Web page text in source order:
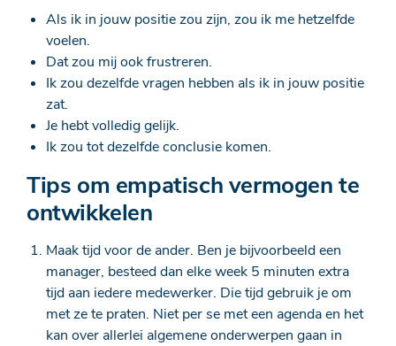
Als ik in jouw positie zou zijn, zou ik me hetzelfde
voelen.
Dat zou mij ook frustreren.
Ik zou dezelfde vragen hebben als ik in jouw positie
zat.
Je hebt volledig gelijk.
Ik zou tot dezelfde conclusie komen.
Tips om empatisch vermogen te
ontwikkelen
Maak tijd voor de ander. Ben je bijvoorbeeld een
manager, besteed dan elke week 5 minuten extra
tijd aan iedere medewerker. Die tijd gebruik je om
met ze te praten. Niet per se met een agenda en het
kan over allerlei algemene onderwerpen gaan in